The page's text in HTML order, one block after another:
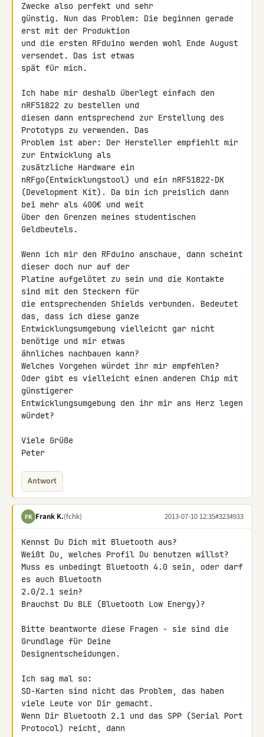
Zwecke also perfekt und sehr
günstig. Nun das Problem: Die beginnen gerade
erst mit der Produktion
und die ersten RFduino werden wohl Ende August
versendet. Das ist etwas
spät für mich.
Ich habe mir deshalb überlegt einfach den
nRF51822 zu bestellen und
diesen dann entsprechend zur Erstellung des
Prototyps zu verwenden. Das
Problem ist aber: Der Hersteller empfiehlt mir
zur Entwicklung als
zusätzliche Hardware ein
nRFgo(Entwicklungstool) und ein nRF51822-DK
(Development Kit). Da bin ich preislich dann
bei mehr als 400€ und weit
über den Grenzen meines studentischen
Geldbeutels.
Wenn ich mir den RFduino anschaue, dann scheint
dieser doch nur auf der
Platine aufgelötet zu sein und die Kontakte
sind mit den Steckern für
die entsprechenden Shields verbunden. Bedeutet
das, dass ich diese ganze
Entwicklungsumgebung vielleicht gar nicht
benötige und mir etwas
ähnliches nachbauen kann?
Welches Vorgehen würdet ihr mir empfehlen?
Oder gibt es vielleicht einen anderen Chip mit
günstigerer
Entwicklungsumgebung den ihr mir ans Herz legen
würdet?
Viele Grüße
Peter
Antwort
FK Frank K.(fchk) 2013-07-10 12:35#3234933
Kennst Du Dich mit Bluetooth aus?
Weißt Du, welches Profil Du benutzen willst?
Muss es unbedingt Bluetooth 4.0 sein, oder darf
es auch Bluetooth
2.0/2.1 sein?
Brauchst Du BLE (Bluetooth Low Energy)?
Bitte beantworte diese Fragen - sie sind die
Grundlage für Deine
Designentscheidungen.
Ich sag mal so:
SD-Karten sind nicht das Problem, das haben
viele Leute vor Dir gemacht.
Wenn Dir Bluetooth 2.1 und das SPP (Serial Port
Protocol) reicht, dann